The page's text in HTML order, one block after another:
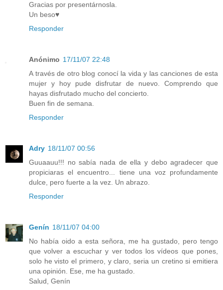
Gracias por presentárnosla.
Un beso♥
Responder
Anónimo 17/11/07 22:48
A través de otro blog conocí la vida y las canciones de esta
mujer y hoy pude disfrutar de nuevo. Comprendo que
hayas disfrutado mucho del concierto.
Buen fin de semana.
Responder
Adry 18/11/07 00:56
Guuaauu!!! no sabía nada de ella y debo agradecer que
propiciaras el encuentro... tiene una voz profundamente
dulce, pero fuerte a la vez. Un abrazo.
Responder
Genín 18/11/07 04:00
No había oido a esta señora, me ha gustado, pero tengo
que volver a escuchar y ver todos los vídeos que pones,
solo he visto el primero, y claro, seria un cretino si emitiera
una opinión. Ese, me ha gustado.
Salud, Genín